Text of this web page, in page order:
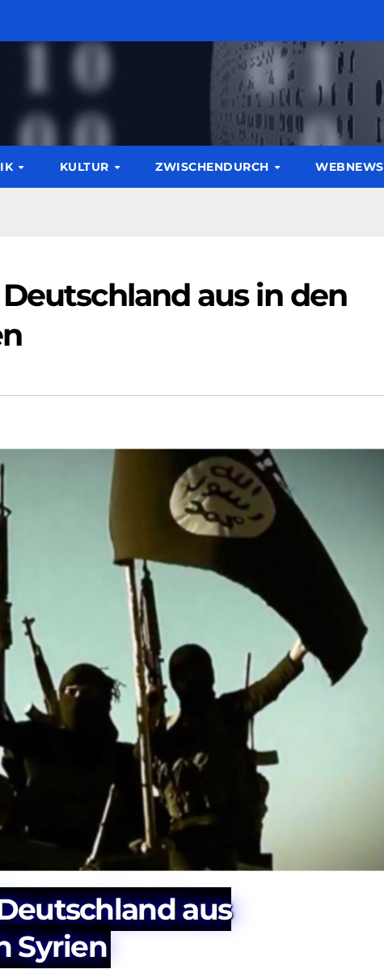
KULTUR ZWISCHENDURCH WEBNEWS
aus in den
aus
Syrien